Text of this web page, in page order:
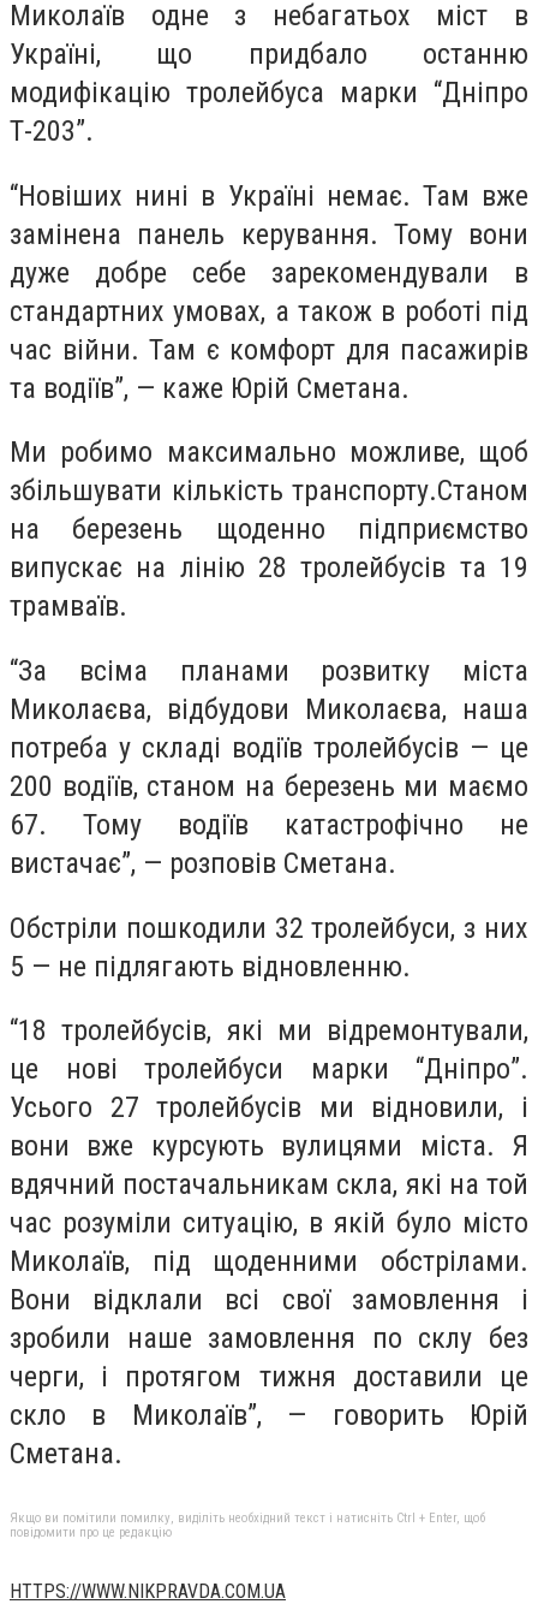
Миколаїв одне з небагатьох міст в
Україні, що придбало останню
модифікацію тролейбуса марки “Дніпро
Т-203”.
“Новіших нині в Україні немає. Там вже
замінена панель керування. Тому вони
дуже добре себе зарекомендували в
стандартних умовах, а також в роботі під
час війни. Там є комфорт для пасажирів
та водіїв”, — каже Юрій Сметана.
Ми робимо максимально можливе, щоб
збільшувати кількість транспорту.Станом
на березень щоденно підприємство
випускає на лінію 28 тролейбусів та 19
трамваїв.
“За всіма планами розвитку міста
Миколаєва, відбудови Миколаєва, наша
потреба у складі водіїв тролейбусів — це
200 водіїв, станом на березень ми маємо
67. Тому водіїв катастрофічно не
вистачає”, — розповів Сметана.
Обстріли пошкодили 32 тролейбуси, з них
5 — не підлягають відновленню.
“18 тролейбусів, які ми відремонтували,
це нові тролейбуси марки “Дніпро”.
Усього 27 тролейбусів ми відновили, і
вони вже курсують вулицями міста. Я
вдячний постачальникам скла, які на той
час розуміли ситуацію, в якій було місто
Миколаїв, під щоденними обстрілами.
Вони відклали всі свої замовлення і
зробили наше замовлення по склу без
черги, і протягом тижня доставили це
скло в Миколаїв”, — говорить Юрій
Сметана.
Якщо ви помітили помилку, виділіть необхідний текст і натисніть Ctrl + Enter, щоб
повідомити про це редакцію
HTTPS://WWW.NIKPRAVDA.COM.UA